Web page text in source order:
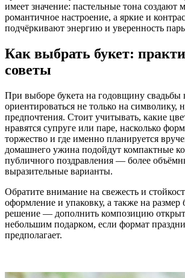
имеет значение: пастельные тона создают
романтичное настроение, а яркие и
подчёркивают энергию и уверенность
Как выбрать букет:
советы
При выборе букета на годовщину свадьбы
ориентироваться не только на символику,
предпочтения. Стоит учитывать, какие
нравятся супруге или паре, насколько
торжество и где именно планируется
домашнего ужина подойдут компактные
публичного поздравления — более
выразительные варианты.
Обратите внимание на свежесть и
оформление и упаковку, а также на размер
решение — дополнить композицию
небольшим подарком, если формат
предполагает.